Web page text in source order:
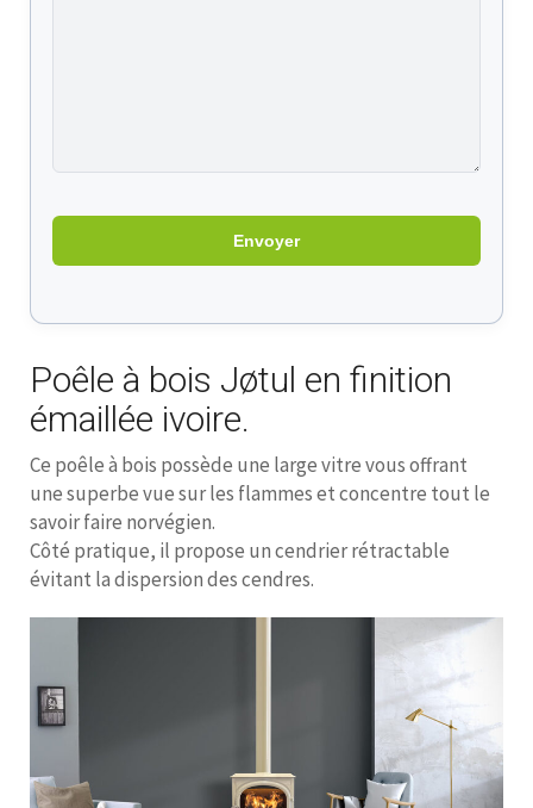
Poêle à bois Jøtul en finition
émaillée ivoire.
Ce poêle à bois possède une large vitre vous offrant
une superbe vue sur les flammes et concentre tout le
savoir faire norvégien.
Côté pratique, il propose un cendrier rétractable
évitant la dispersion des cendres.